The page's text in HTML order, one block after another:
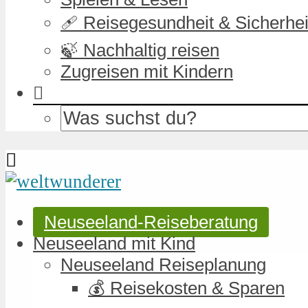
🩹 Reisegesundheit &
🍃 Nachhaltig reisen
Zugreisen mit Kindern
Neuseeland-Reiseberatung
Neuseeland mit Kind
Neuseeland Reiseplanung
💰 Reisekosten & Sparen